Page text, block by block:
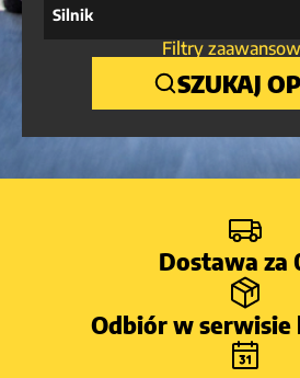
Silnik
Filtry
SZUKAJ
Dostawa za
Odbiór w serwisie